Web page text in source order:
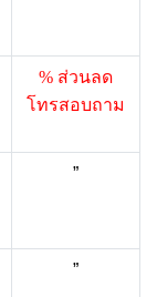
% ส่วนลด
โทรสอบถาม
”
”